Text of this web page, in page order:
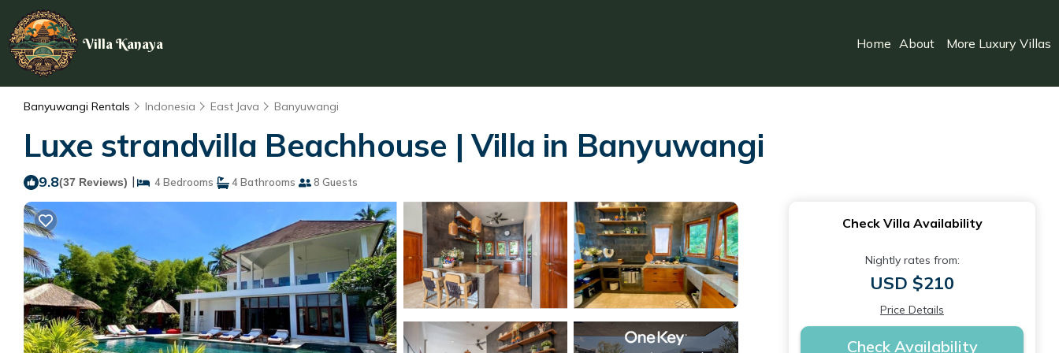
Villa Kanaya Home About More Luxury Villas
Banyuwangi Rentals Indonesia East Java Banyuwangi
Luxe strandvilla Beachhouse | Villa in Banyuwangi
9.8(37 Reviews) | 4 Bedrooms 4 Bathrooms 8 Guests
Check Villa Availability
Nightly rates from:
USD $210
Price Details
Check Availability